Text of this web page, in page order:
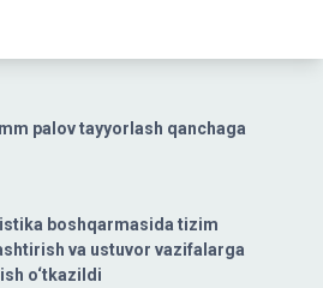
palov tayyorlash qanchaga
boshqarmasida tizim
va ustuvor vazifalarga
o‘tkazildi